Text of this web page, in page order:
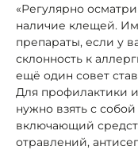
«Регулярно
наличие клещей.
препараты, если у
склонность к
ещё один совет
Для профилактики
нужно взять с
включающий
отравлений,